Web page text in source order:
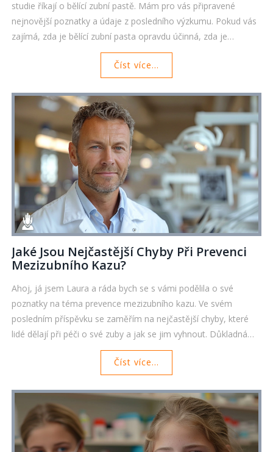
studie říkají o bělící zubní pastě. Mám pro vás připravené
nejnovější poznatky a údaje z posledního výzkumu. Pokud vás
zajímá, zda je bělící zubní pasta opravdu účinná, zda je
bezpečná a jaké má výhody a nevýhody, určitě neváhejte a
ponořte se do čtení tohoto článku. Věřím, že vám poskytnu
užitečné informace, které vám pomohou lépe se rozhodnout,
zda je bělící zubní pasta správná volba pro vás. Přeji vám
příjemné a poučné čtení!
Číst více...
Jaké Jsou Nejčastější Chyby Při Prevenci
Mezizubního Kazu?
Ahoj, já jsem Laura a ráda bych se s vámi podělila o své
poznatky na téma prevence mezizubního kazu. Ve svém
posledním příspěvku se zaměřím na nejčastější chyby, které
lidé dělají při péči o své zuby a jak se jim vyhnout. Důkladná
orální hygiena je klíčová pro naše zdraví a i malý mezizubní kaz
může způsobit velký problém. Tak se přidejte ke mě a
Číst více...